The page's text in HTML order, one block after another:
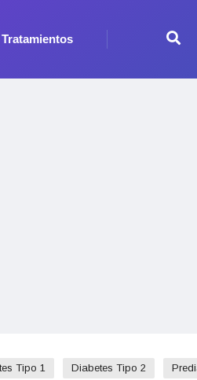
Tratamientos
Tipo 1 Diabetes Tipo 2